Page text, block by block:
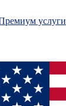
услуги